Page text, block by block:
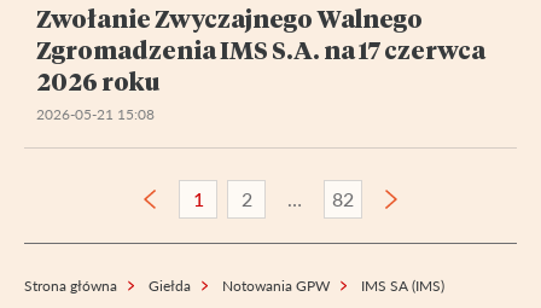
Zwołanie Zwyczajnego Walnego
Zgromadzenia IMS S.A. na 17 czerwca
2026 roku
2026-05-21 15:08
1 2 82
Strona główna Giełda Notowania GPW IMS SA (IMS)